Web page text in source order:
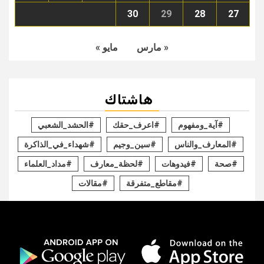
27
28
29
30
« مارس مايو »
هاشتاك
#آية_ومفهوم #اعرف_حقك #الحشد_الشعبي
#المعارف_والناس #سين_وجيم #شهداء_في_الذاكرة
#صحة #فيدوهات #لحظة_معارف #مداد_العلماء
#مقاطع_متفرقة #مقالات